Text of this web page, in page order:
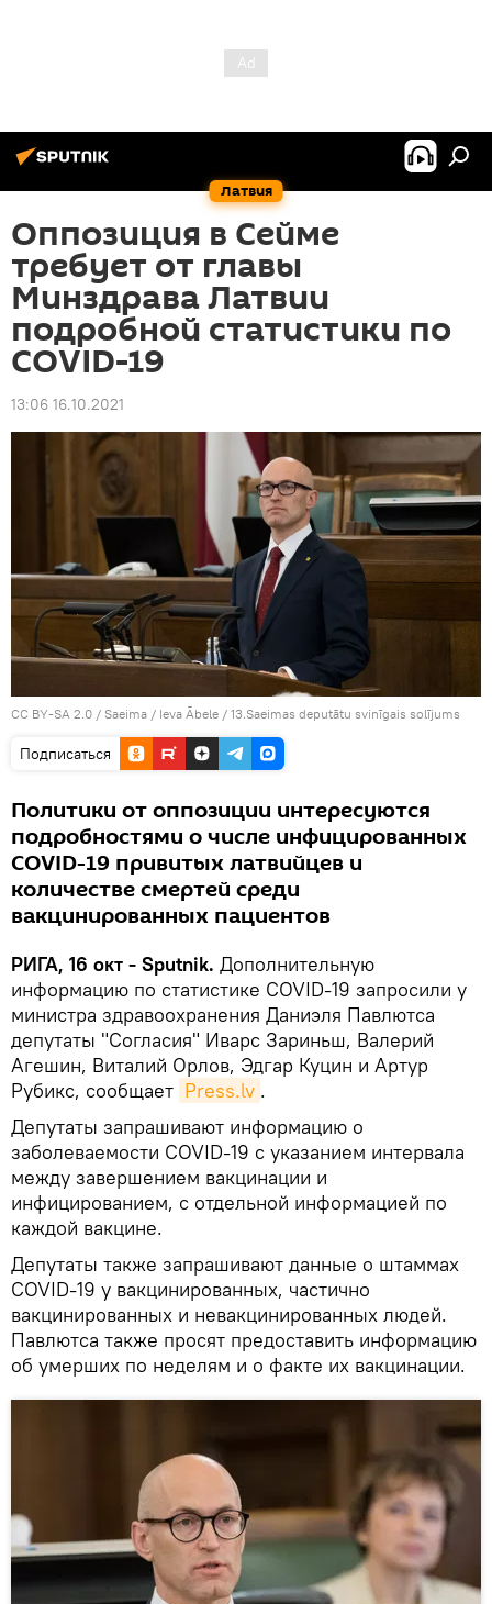
Латвия
Оппозиция в Сейме
требует от главы
Минздрава Латвии
подробной статистики по
COVID-19
13:06 16.10.2021
CC BY-SA 2.0 / Saeima / Ieva Ābele / 13.Saeimas deputātu svinīgais solījums
Подписаться
Политики от оппозиции интересуются
подробностями о числе инфицированных
COVID-19 привитых латвийцев и
количестве смертей среди
вакцинированных пациентов
РИГА, 16 окт - Sputnik. Дополнительную
информацию по статистике COVID-19 запросили у
министра здравоохранения Даниэля Павлютса
депутаты "Согласия" Иварс Зариньш, Валерий
Агешин, Виталий Орлов, Эдгар Куцин и Артур
Рубикс, сообщает Press.lv .
Депутаты запрашивают информацию о
заболеваемости COVID-19 с указанием интервала
между завершением вакцинации и
инфицированием, с отдельной информацией по
каждой вакцине.
Депутаты также запрашивают данные о штаммах
COVID-19 у вакцинированных, частично
вакцинированных и невакцинированных людей.
Павлютса также просят предоставить информацию
об умерших по неделям и о факте их вакцинации.